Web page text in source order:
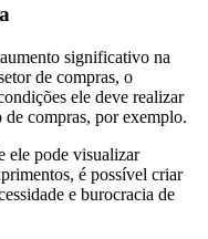
significativo na
de compras, o
ele deve realizar
compras, por exemplo.
ele pode visualizar
é possível criar
e burocracia de